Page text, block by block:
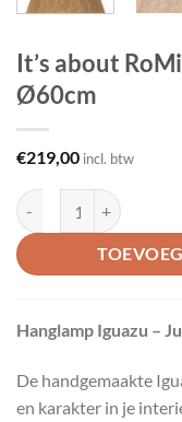
It’s about
Ø60cm
€219,00 incl. btw
It's about RoMi
Hanglamp Iguazu –
De handgemaakte
en karakter in je